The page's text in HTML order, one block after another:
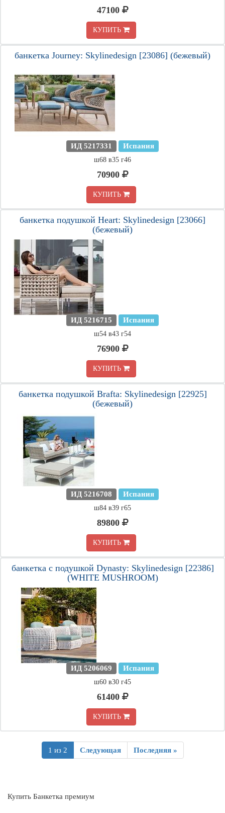
47100
КУПИТЬ
банкетка Journey: Skylinedesign [23086] (бежевый)
ИД 5217331 Испания
ш68 в35 г46
70900
КУПИТЬ
банкетка подушкой Heart: Skylinedesign [23066]
(бежевый)
ИД 5216715 Испания
ш54 в43 г54
76900
КУПИТЬ
банкетка подушкой Brafta: Skylinedesign [22925]
(бежевый)
ИД 5216708 Испания
ш84 в39 г65
89800
КУПИТЬ
банкетка c подушкой Dynasty: Skylinedesign [22386]
(WHITE MUSHROOM)
ИД 5206069 Испания
ш60 в30 г45
61400
КУПИТЬ
1 из 2 Следующая Последняя »
Купить Банкетка премиум